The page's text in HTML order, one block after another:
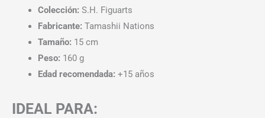
Colección: S.H. Figuarts
Fabricante: Tamashii Nations
Tamaño: 15 cm
Peso: 160 g
Edad recomendada: +15 años
IDEAL PARA: